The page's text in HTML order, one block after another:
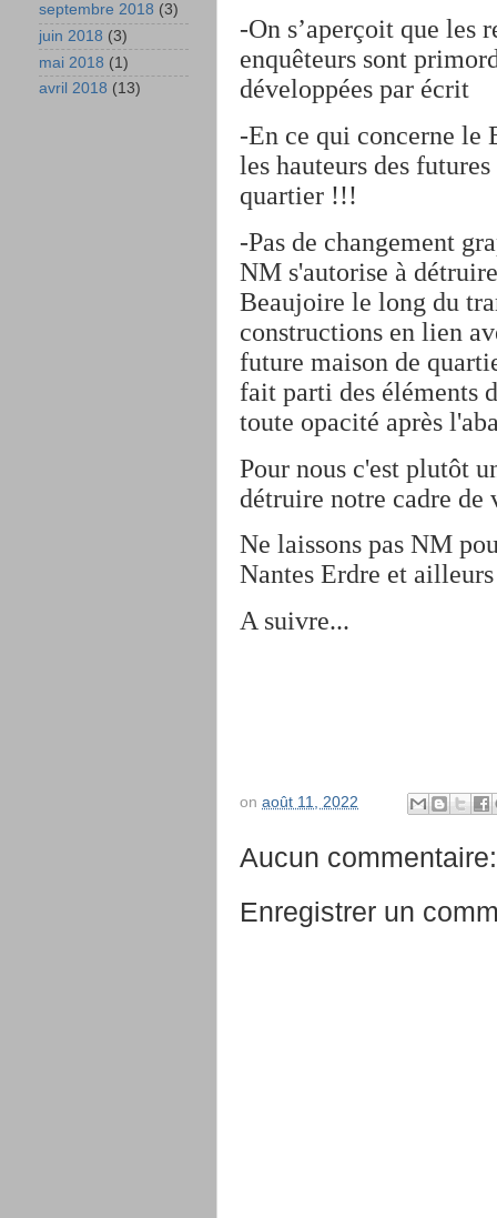
-On s’aperçoit que les
enquêteurs sont
développées par écrit
-En ce qui concerne le
les hauteurs des
quartier !!!
-Pas de changement
NM s'autorise à
Beaujoire le long du
constructions en lien
future maison de
fait parti des éléments
toute opacité après
Pour nous c'est plutôt
détruire notre cadre
Ne laissons pas NM
Nantes Erdre et
A suivre...
on août 11, 2022
Aucun commentaire:
Enregistrer un
septembre 2018 (3)
juin 2018 (3)
mai 2018 (1)
avril 2018 (13)